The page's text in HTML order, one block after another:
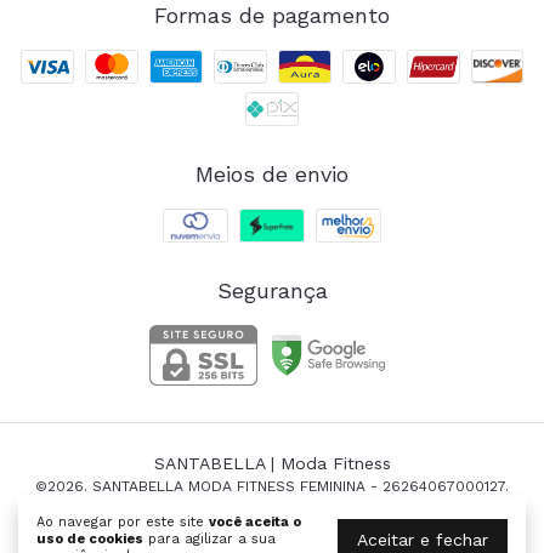
Ao navegar por este site você aceita o
uso de cookies para agilizar a sua
Aceitar e fechar
Formas de pagamento
Meios de envio
Segurança
SANTABELLA | Moda Fitness
©2026. SANTABELLA MODA FITNESS FEMININA - 26264067000127.